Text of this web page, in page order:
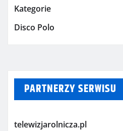
Kategorie
Disco Polo
PARTNERZY SERWISU
telewizjarolnicza.pl